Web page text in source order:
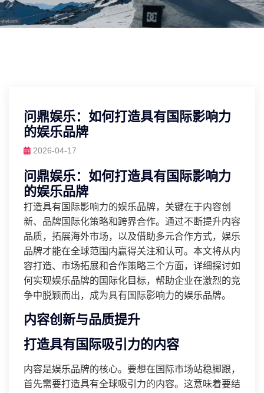
问鼎娱乐：如何打造具有国际影响力
的娱乐品牌
2026-04-17
问鼎娱乐：如何打造具有国际影响力
的娱乐品牌
打造具有国际影响力的娱乐品牌，关键在于内容创
新、品牌国际化策略和跨界合作。通过不断提升内容
品质，拓展海外市场，以及借助多元合作方式，娱乐
品牌才能在全球范围内赢得关注和认可。本文将从内
容打造、市场拓展和合作策略三个方面，详细探讨如
何实现娱乐品牌的国际化目标，帮助企业在激烈的竞
争中脱颖而出，成为具有国际影响力的娱乐品牌。
内容创新与品质提升
打造具有国际吸引力的内容
内容是娱乐品牌的核心。要想在国际市场站稳脚跟，
首先需要打造具有全球吸引力的内容。这意味着要结